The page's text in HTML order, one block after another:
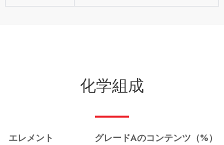
化学組成
エレメント
グレードAのコンテンツ（%）